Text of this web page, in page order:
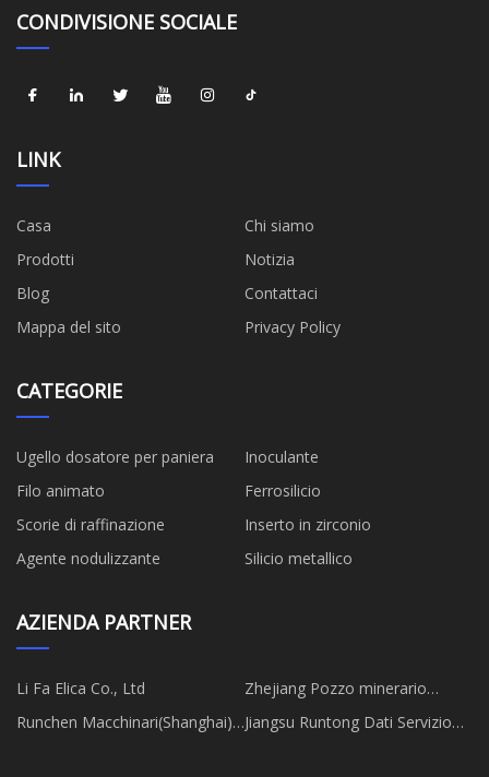
CONDIVISIONE SOCIALE
LINK
Casa
Chi siamo
Prodotti
Notizia
Blog
Contattaci
Mappa del sito
Privacy Policy
CATEGORIE
Ugello dosatore per paniera
Inoculante
Filo animato
Ferrosilicio
Scorie di raffinazione
Inserto in zirconio
Agente nodulizzante
Silicio metallico
AZIENDA PARTNER
Li Fa Elica Co., Ltd
Zhejiang Pozzo minerario
Fornitura Catena Gestione Co.,
Ltd
Runchen Macchinari(Shanghai)
Jiangsu Runtong Dati Servizio